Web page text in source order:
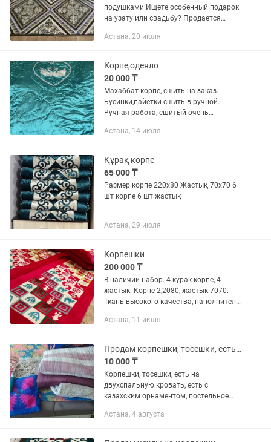
подушками Ищете особенный подарок
на узату или свадьбу? Продается
работы. Внутри премиум-наполнитель
Астана, 20 июля
Корпе,одеяло
20 000 ₸
Махаббат корпе, сшить на заказ.
Бусинки,пайетки сшить в ручной.
Ручная работа, сшитый очень
б. Длина: 210 см, ширина: 190 см. Цвет:
Астана, 14 июля
Құрақ көрпе
65 000 ₸
Размер корпе 220х80 Жастық 70х70 6
шт корпе 6 шт жастық
Астана, 29 июля
Корпешки
200 000 ₸
В наличии набор. 4 курак корпе, 4
жастык. Корпе 2,2080, жастык 7070.
Ткань высокого качества, наполнитель
Астана, 11 июля
Продам корпешки, тосешки, есть на 2х спальную кровать, постельное белье
10 000 ₸
Корпешки, тосешки, есть на
двухспальную кровать, есть с
казахским орнаментом, постельное
Астана, 4 августа